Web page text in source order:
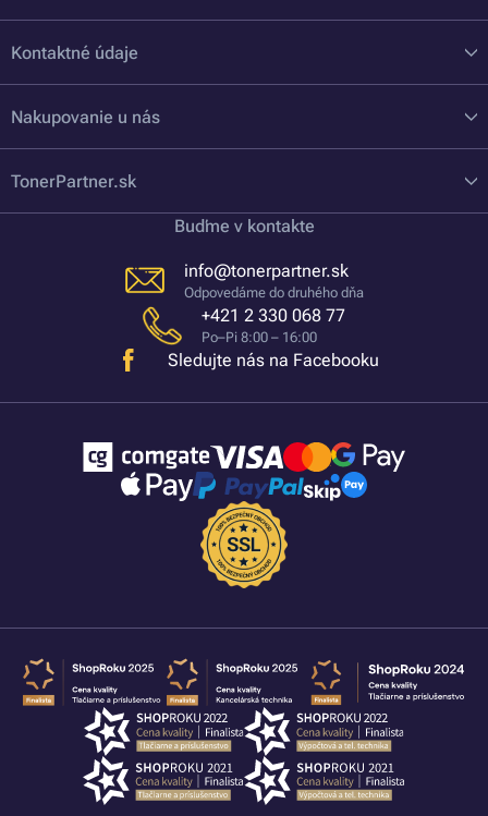
Kontaktné údaje
Nakupovanie u nás
TonerPartner.sk
Buďme v kontakte
info@tonerpartner.sk
Odpovedáme do druhého dňa
+421 2 330 068 77
Po–Pi 8:00 – 16:00
Sledujte nás na Facebooku